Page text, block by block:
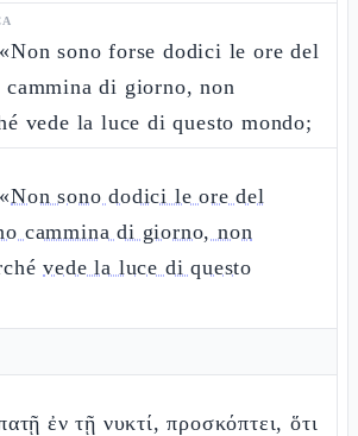
sono forse dodici le ore del
cammina di giorno, non
vede la luce di questo mondo;
Non sono dodici le ore del
cammina di giorno, non
vede la luce di questo
ἐν τῇ νυκτί, προσκόπτει, ὅτι